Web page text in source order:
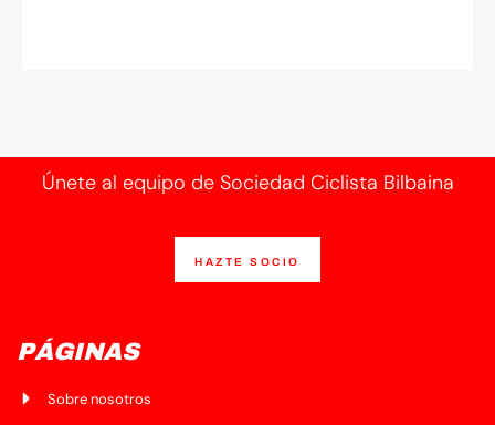
Únete al equipo de Sociedad Ciclista Bilbaina
HAZTE SOCIO
PÁGINAS
Sobre nosotros